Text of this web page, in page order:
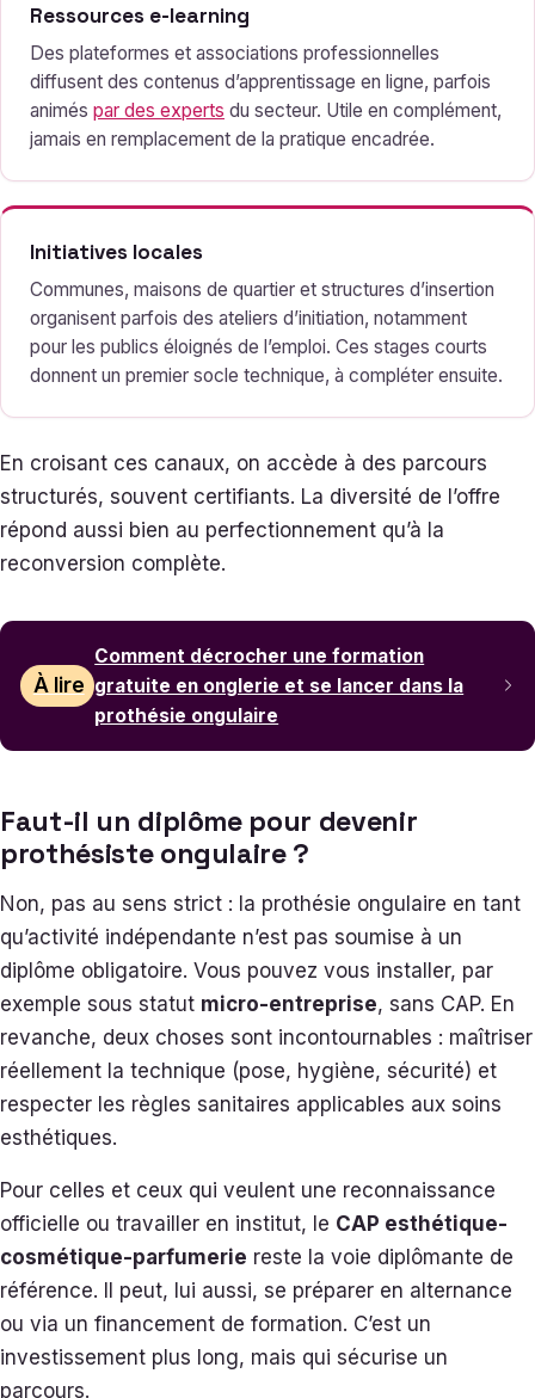
Ressources e-learning
Des plateformes et associations professionnelles
diffusent des contenus d’apprentissage en ligne, parfois
animés par des experts du secteur. Utile en complément,
jamais en remplacement de la pratique encadrée.
Initiatives locales
Communes, maisons de quartier et structures d’insertion
organisent parfois des ateliers d’initiation, notamment
pour les publics éloignés de l’emploi. Ces stages courts
donnent un premier socle technique, à compléter ensuite.
En croisant ces canaux, on accède à des parcours
structurés, souvent certifiants. La diversité de l’offre
répond aussi bien au perfectionnement qu’à la
reconversion complète.
À lire
Comment décrocher une formation
gratuite en onglerie et se lancer dans la
prothésie ongulaire
Faut-il un diplôme pour devenir
prothésiste ongulaire ?
Non, pas au sens strict : la prothésie ongulaire en tant
qu’activité indépendante n’est pas soumise à un
diplôme obligatoire. Vous pouvez vous installer, par
exemple sous statut micro-entreprise, sans CAP. En
revanche, deux choses sont incontournables : maîtriser
réellement la technique (pose, hygiène, sécurité) et
respecter les règles sanitaires applicables aux soins
esthétiques.
Pour celles et ceux qui veulent une reconnaissance
officielle ou travailler en institut, le CAP esthétique-
cosmétique-parfumerie reste la voie diplômante de
référence. Il peut, lui aussi, se préparer en alternance
ou via un financement de formation. C’est un
investissement plus long, mais qui sécurise un
parcours.